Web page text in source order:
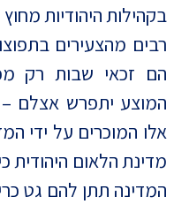
בקהילות היהודיות
רבים מהצעירים
הם זכאי שבות רק
המוצע יתפרש אצלם
אלו המוכרים על ידי
מדינת הלאום היהודית
המדינה תתן להם גט